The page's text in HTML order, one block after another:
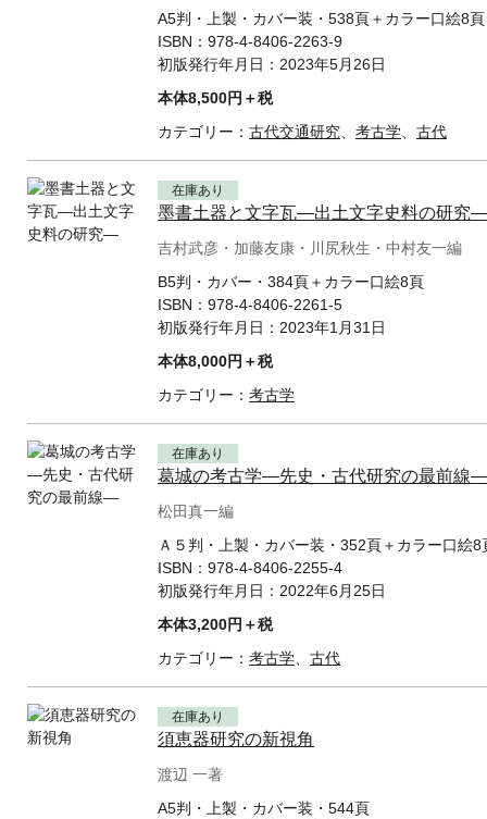
A5判・上製・カバー装・538頁＋カラー口絵8頁
ISBN： 978-4-8406-2263-9
初版発行年月日： 2023年5月26日
本体8,500円＋税
カテゴリー： 古代交通研究、 考古学、 古代
在庫あり
墨書土器と文字瓦—出土文字史料の研究—
吉村武彦・加藤友康・川尻秋生・中村友一編
B5判・カバー・384頁＋カラー口絵8頁
ISBN： 978-4-8406-2261-5
初版発行年月日： 2023年1月31日
本体8,000円＋税
カテゴリー： 考古学
在庫あり
葛城の考古学—先史・古代研究の最前線—
松田真一編
Ａ５判・上製・カバー装・352頁＋カラー口絵8
ISBN： 978-4-8406-2255-4
初版発行年月日： 2022年6月25日
本体3,200円＋税
カテゴリー： 考古学、 古代
在庫あり
須恵器研究の新視角
渡辺 一著
A5判・上製・カバー装・544頁